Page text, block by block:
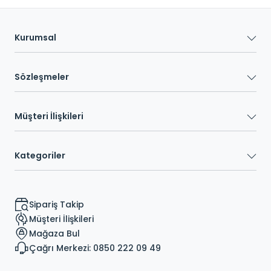
Kurumsal
Sözleşmeler
Müşteri İlişkileri
Kategoriler
Sipariş Takip
Müşteri İlişkileri
Mağaza Bul
Çağrı Merkezi: 0850 222 09 49